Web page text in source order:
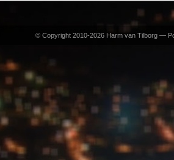
© Copyright 2010-2026 Harm van Tilborg —